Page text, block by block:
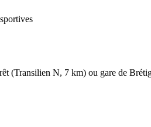
(Transilien N, 7 km) ou gare de